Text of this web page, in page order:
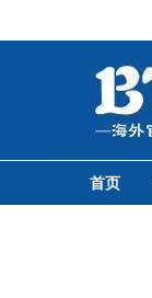
首页